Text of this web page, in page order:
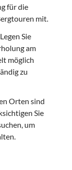
für die
mit.
Legen Sie
am
möglich
zu
Orten sind
Sie
um